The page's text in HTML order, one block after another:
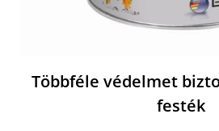
Többféle védelmet
festék